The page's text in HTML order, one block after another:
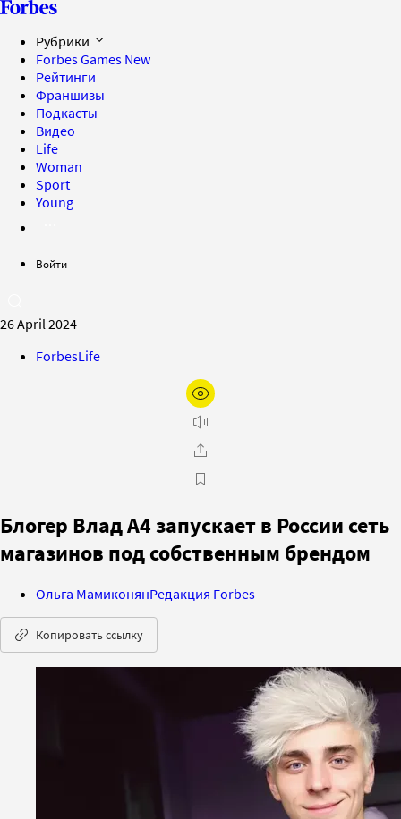
Рубрики
Forbes Games New
Рейтинги
Франшизы
Подкасты
Видео
Life
Woman
Sport
Young
Войти
26 April 2024
ForbesLife
Блогер Влад А4 запускает в России сеть
магазинов под собственным брендом
Ольга МамиконянРедакция Forbes
Копировать ссылку